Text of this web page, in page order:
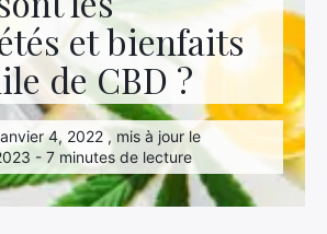
et bienfaits
de CBD ?
4, 2022 , mis à jour le
- 7 minutes de lecture